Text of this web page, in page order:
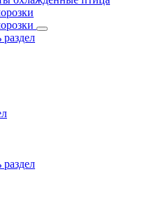
раздел
раздел